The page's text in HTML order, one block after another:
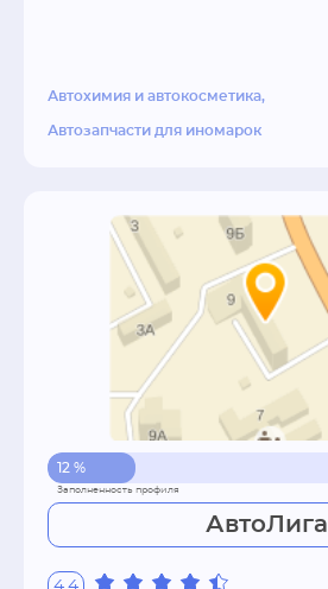
Автохимия и автокосметика
Автозапчасти для иномарок
12 %
АвтоЛига